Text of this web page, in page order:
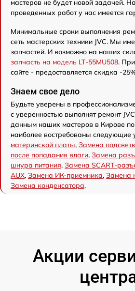
мастеров не будет новой задачей.
проведенных работ у нас имеется
Минимальные сроки выполнения
сеть мастерских техники JVC. Мы
запчастей. И возможно на наших
запчасть на модель LT-55MU508.
сайте - предоставляется скидка -
Знаем свое дело
Будьте уверены в
с уверенностью выполнят ремонт
данным наших мастеров в Кирове по
наиболее востребованы следующие
материнской платы, Замена
после попадания влаги, Замена
шнура питания, Замена SCART-
AUX, Замена ИК-приемника, Замена
Замена конденсатора.
Акции